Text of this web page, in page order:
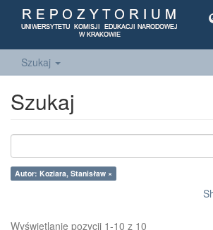
Szukaj
Szukaj
Autor: Koziara, Stanisław ×
Wyświetlanie pozycji 1-10 z 10